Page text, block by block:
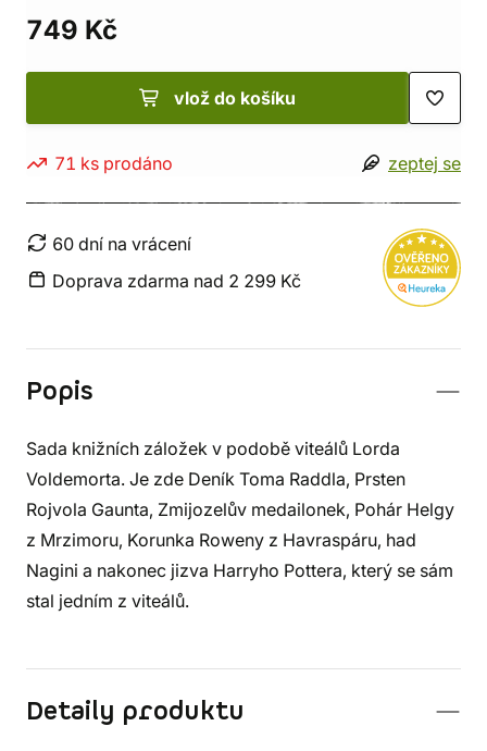
749 Kč
vlož do košíku
71 ks prodáno zeptej se
60 dní na vrácení
Doprava zdarma nad 2 299 Kč
Popis
Sada knižních záložek v podobě viteálů Lorda
Voldemorta. Je zde Deník Toma Raddla, Prsten
Rojvola Gaunta, Zmijozelův medailonek, Pohár Helgy
z Mrzimoru, Korunka Roweny z Havraspáru, had
Nagini a nakonec jizva Harryho Pottera, který se sám
stal jedním z viteálů.
Detaily produktu